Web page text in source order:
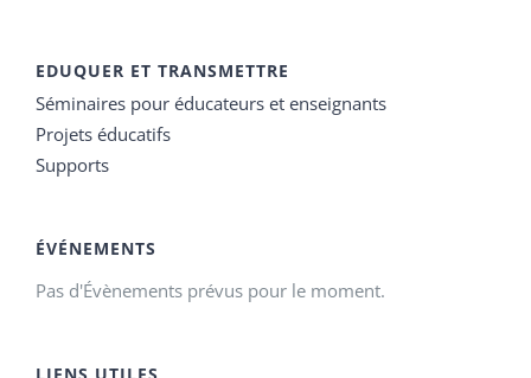
EDUQUER ET TRANSMETTRE
Séminaires pour éducateurs et enseignants
Projets éducatifs
Supports
ÉVÉNEMENTS
Pas d'Évènements prévus pour le moment.
LIENS UTILES